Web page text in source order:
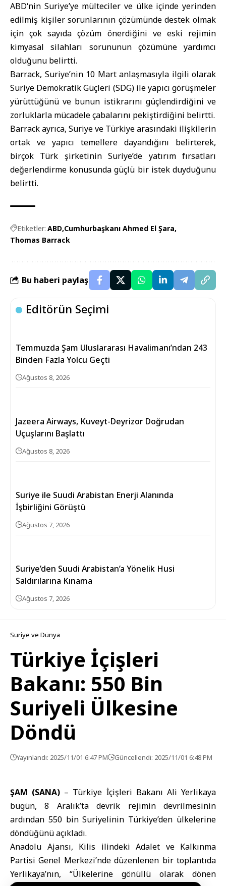
ABD‘nin Suriye’ye mülteciler ve ülke içinde yerinden
edilmiş kişiler sorunlarının çözümünde destek olmak
için çok sayıda çözüm önerdiğini ve eski rejimin
kimyasal silahları sorununun çözümüne yardımcı
olduğunu belirtti.
Barrack, Suriye’nin 10 Mart anlaşmasıyla ilgili olarak
Suriye Demokratik Güçleri (SDG) ile yapıcı görüşmeler
yürüttüğünü ve bunun istikrarını güçlendirdiğini ve
zorluklarla mücadele çabalarını pekiştirdiğini belirtti.
Barrack ayrıca, Suriye ve Türkiyearasındaki ilişkilerin
ortak ve yapıcı temellere dayandığını belirterek,
birçok Türk şirketinin Suriye’de yatırım fırsatları
değerlendirme konusunda güçlü bir istek duyduğunu
belirtti.
Etiketler: ABD Cumhurbaşkanı Ahmed El Şara
Thomas Barrack
Bu haberi paylaş
Editörün Seçimi
Temmuzda Şam Uluslararası Havalimanı’ndan 243
Binden Fazla Yolcu Geçti
Ağustos 8, 2026
Jazeera Airways, Kuveyt-Deyrizor Doğrudan
Uçuşlarını Başlattı
Ağustos 8, 2026
Suriye ile Suudi Arabistan Enerji Alanında
İşbirliğini Görüştü
Ağustos 7, 2026
Suriye’den Suudi Arabistan’a Yönelik Husi
Saldırılarına Kınama
Ağustos 7, 2026
Suriye ve Dünya
Türkiye İçişleri
Bakanı: 550 Bin
Suriyeli Ülkesine
Döndü
Yayınlandı: 2025/11/01 6:47 PM Güncellendi: 2025/11/01 6:48 PM
ŞAM (SANA) – Türkiye İçişleri Bakanı Ali Yerlikaya
bugün, 8 Aralık’ta devrik rejimin devrilmesinin
ardından 550 bin Suriyelinin Türkiye’den ülkelerine
döndüğünü açıkladı.
Anadolu Ajansı, Kilis ilindeki Adalet ve Kalkınma
Partisi Genel Merkezi’nde düzenlenen bir toplantıda
Yerlikaya’nın, “Ülkelerine gönüllü olarak dönen